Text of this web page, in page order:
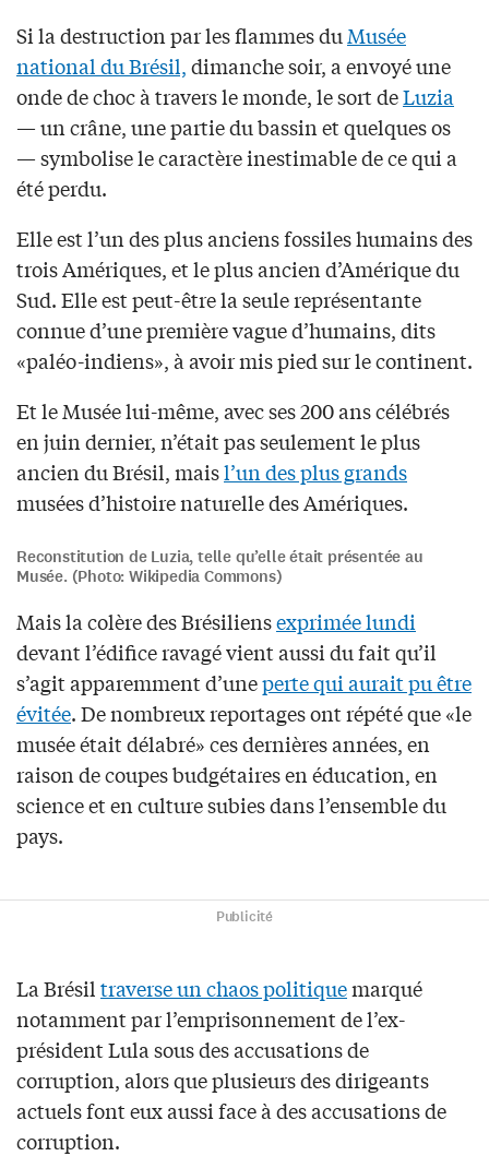
Si la destruction par les flammes du Musée
national du Brésil,dimanche soir, a envoyé une
onde de choc à travers le monde, le sort deLuzia
— un crâne, une partie du bassin et quelques os
— symbolise le caractère inestimable de ce qui a
été perdu.
Elle est l’un des plus anciens fossiles humains des
trois Amériques, et le plus ancien d’Amérique du
Sud. Elle est peut-être la seule représentante
connue d’une première vague d’humains, dits
«paléo-indiens», à avoir mis pied sur le continent.
Et le Musée lui-même, avec ses 200 ans célébrés
en juin dernier, n’était pas seulement le plus
ancien du Brésil, maisl’un des plus grands
musées d’histoire naturelle des Amériques.
Reconstitution de Luzia, telle qu’elle était présentée au
Musée. (Photo: Wikipedia Commons)
Mais la colère des Brésiliensexprimée lundi
devant l’édifice ravagé vient aussi du fait qu’il
s’agit apparemment d’uneperte qui aurait pu être
évitée. De nombreux reportages ont répété que «le
musée était délabré» ces dernières années, en
raison de coupes budgétaires en éducation, en
science et en culture subies dans l’ensemble du
pays.
Publicité
La Brésil traverse un chaos politiquemarqué
notamment par l’emprisonnement de l’ex-
président Lula sous des accusations de
corruption, alors que plusieurs des dirigeants
actuels font eux aussi face à des accusations de
corruption.